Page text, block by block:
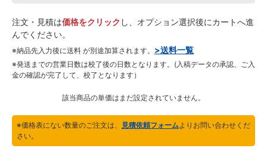
注文・見積は価格をクリック し、オプション選択後にカートへ進
んでください。
※納品先入力後に送料 が別途加算されます。 >送料一覧
※発送までの営業日数は校了後の日数となります。(入稿データの承認、ご入
金の確認が完了して、校了となります）
該当商品の単価はまだ設定されていません。
※価格表にない数量のご注文は、 見積依頼フォームよりお問い合わせくだ
さい。